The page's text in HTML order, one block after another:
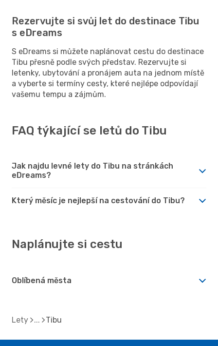
Rezervujte si svůj let do destinace Tibu
s eDreams
S eDreams si můžete naplánovat cestu do destinace
Tibu přesně podle svých představ. Rezervujte si
letenky, ubytování a pronájem auta na jednom místě
a vyberte si termíny cesty, které nejlépe odpovídají
vašemu tempu a zájmům.
FAQ týkající se letů do Tibu
Jak najdu levné lety do Tibu na stránkách
eDreams?
Který měsíc je nejlepší na cestování do Tibu?
Naplánujte si cestu
Oblíbená města
Lety Tibu